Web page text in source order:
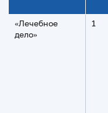
«Лечебное
дело»
1